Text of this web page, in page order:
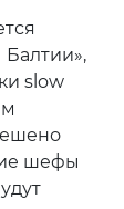
Балтии»,
slow
шефы